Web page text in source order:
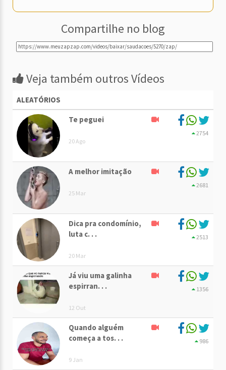
Compartilhe no blog
Veja também outros Vídeos
ALEATÓRIOS
Te peguei
20 Ago
2754
A melhor imitação
25 Mar
2681
Dica pra condomínio,
luta c. . .
20 Mar
2513
Já viu uma galinha
espirran. . .
12 Out
1356
Quando alguém
começa a tos. . .
9 Jan
986